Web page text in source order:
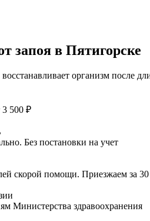
запоя в Пятигорске
организм после
3 500 ₽
Без постановки на учет
скорой помощи. Приезжаем за
Министерства здравоохранения